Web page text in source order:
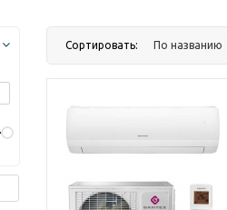
Сортировать: По названию